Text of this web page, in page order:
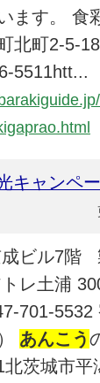
ます。 食
北町2-5-
5511htt...
キャンペ
ビル7階
レ土浦
701-5532
あんこう
茨城市平